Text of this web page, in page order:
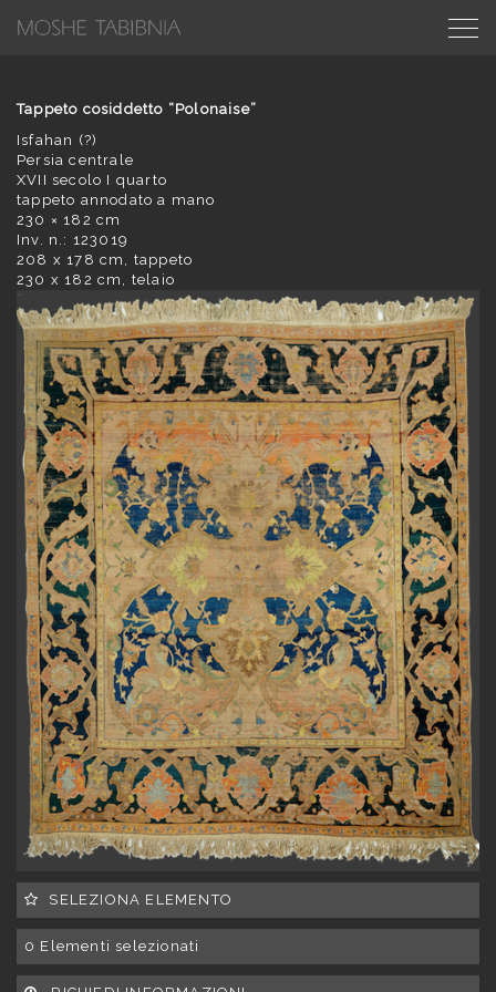
Tappeto cosiddetto “Polonaise”
Isfahan (?)
Persia centrale
XVII secolo I quarto
tappeto annodato a mano
230 × 182 cm
Inv. n.: 123019
208 x 178 cm, tappeto
230 x 182 cm, telaio
SELEZIONA ELEMENTO
0 Elementi selezionati